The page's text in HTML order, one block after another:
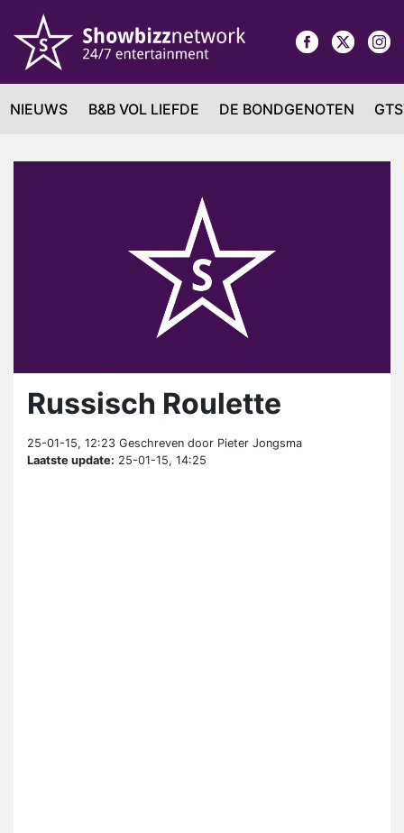
NIEUWS B&B VOL LIEFDE DE BONDGENOTEN
Russisch Roulette
25-01-15, 12:23 Geschreven door Pieter Jongsma
Laatste update: 25-01-15, 14:25